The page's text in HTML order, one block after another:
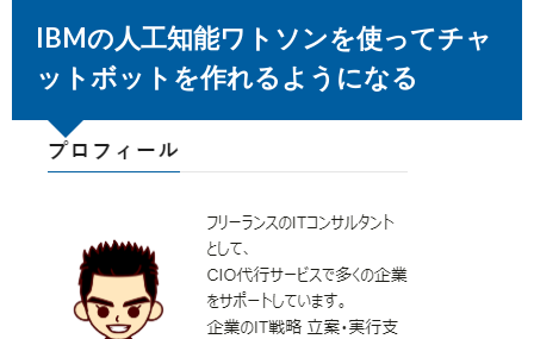
IBMの人工知能ワトソンを使ってチャ
ットボットを作れるようになる